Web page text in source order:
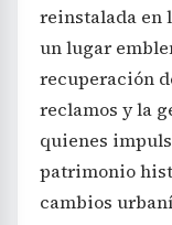
reinstalada en
un lugar
recuperación
reclamos y la
quienes
patrimonio
cambios